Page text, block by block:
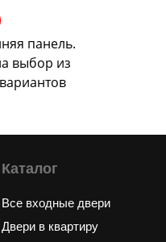
панель.
выбор из
Каталог
Все входные двери
Двери в квартиру